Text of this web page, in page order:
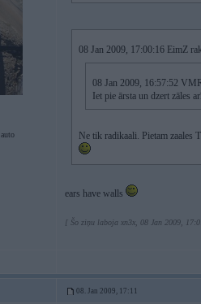
08 Jan 2009, 17:00:16 EimZ
08 Jan 2009, 16:57:52
Iet pie ārsta un dzert zāles
Ne tik radikaali. Pietam zaales
ears have walls
[ Šo ziņu laboja xn3x, 08 Jan 2009,
08. Jan 2009, 17:11